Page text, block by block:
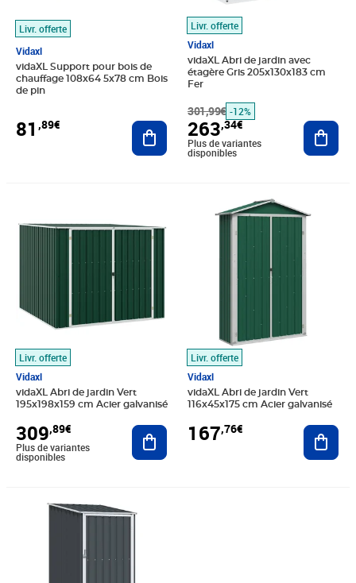
Livr. offerte
Vidaxl
vidaXL Support pour bois de
chauffage 108x64 5x78 cm Bois
de pin
81 ,89€ Ajouter au panier
Livr. offerte
Vidaxl
vidaXL Abri de jardin avec
étagère Gris 205x130x183 cm
Fer
301,99€ -12%
263,34€
Plus de variantes
disponibles
Livr. offerte
Vidaxl
vidaXL Abri de jardin Vert
195x198x159 cm Acier galvanisé
309,89€
Plus de variantes
disponibles
Ajouter au panier
Livr. offerte
Vidaxl
vidaXL Abri de jardin Vert
116x45x175 cm Acier galvanisé
167,76€
Prix 167,76€
Prix barré 129,99€
Prix 112,21€